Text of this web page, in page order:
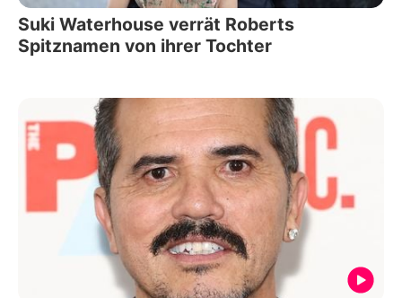
Suki Waterhouse verrät Roberts
Spitznamen von ihrer Tochter